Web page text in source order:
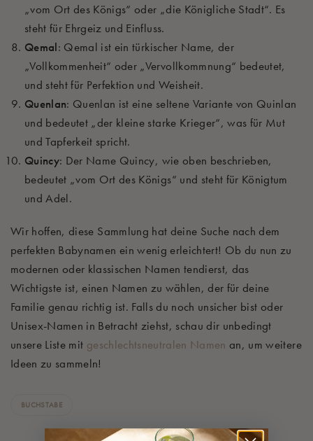
„vom Ort des Königs“ oder „die Königliche Stadt“. Es
steht für Ehrgeiz und Einfluss.
Qemal: Qemal ist ein türkischer Name, der
„Vollkommenheit“ oder „Vervollkommnung“ bedeutet,
und steht für Perfektion und Weisheit.
Quenlan: Quenlan ist eine seltene Variante von Quinlan
und bedeutet „der kleine starke Krieger“, was für Mut
und Tapferkeit spricht.
Quincy: Der Name Quincy, wie oben beschrieben,
bedeutet „vom Ort des Königs“ und steht für Königtum
und Adel.
Wir hoffen, diese Sammlung hat deine Suche nach dem
perfekten Babynamen ein wenig erleichtert! Ob du nun zu
modernen oder klassischen Namen tendierst, das
Wichtigste ist, einen Namen zu wählen, der für deine
Familie genau richtig ist. Falls du noch unsicher bist oder
Unisex-Namen in Betracht ziehst, schau dir unbedingt
unsere Liste mit geschlechtsneutralen Namen an, um weitere
Ideen zu sammeln!
BUCHSTABE